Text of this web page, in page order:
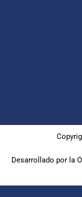
Desarrollado por la